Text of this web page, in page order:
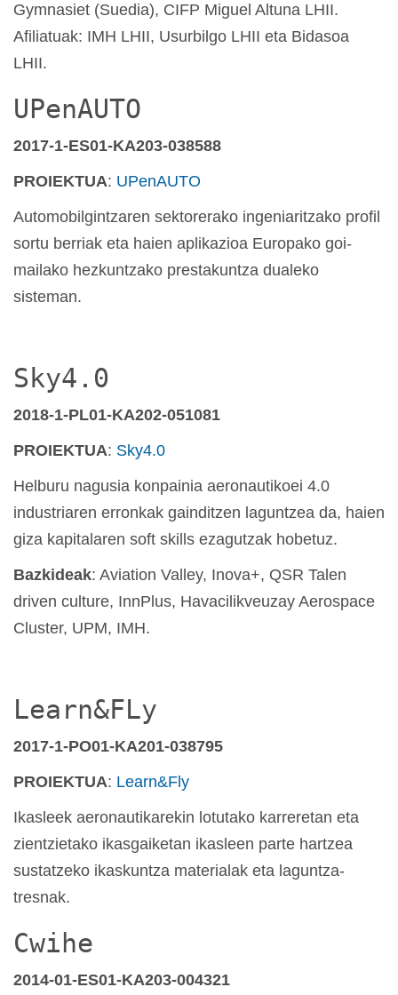
Gymnasiet (Suedia), CIFP Miguel Altuna LHII.
Afiliatuak: IMH LHII, Usurbilgo LHII eta Bidasoa
LHII.
UPenAUTO
2017-1-ES01-KA203-038588
PROIEKTUA: UPenAUTO
Automobilgintzaren sektorerako ingeniaritzako profil
sortu berriak eta haien aplikazioa Europako goi-
mailako hezkuntzako prestakuntza dualeko
sisteman.
Sky4.0
2018-1-PL01-KA202-051081
PROIEKTUA: Sky4.0
Helburu nagusia konpainia aeronautikoei 4.0
industriaren erronkak gainditzen laguntzea da, haien
giza kapitalaren soft skills ezagutzak hobetuz.
Bazkideak: Aviation Valley, Inova+, QSR Talen
driven culture, InnPlus, Havacilikveuzay Aerospace
Cluster, UPM, IMH.
Learn&FLy
2017-1-PO01-KA201-038795
PROIEKTUA: Learn&Fly
Ikasleek aeronautikarekin lotutako karreretan eta
zientzietako ikasgaiketan ikasleen parte hartzea
sustatzeko ikaskuntza materialak eta laguntza-
tresnak.
Cwihe
2014-01-ES01-KA203-004321